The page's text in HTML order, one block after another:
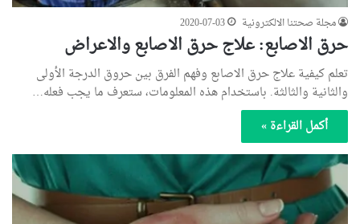
مجلة صحتنا الالكترونية 2020-07-03
حرق الاصابع: علاج حرق الاصابع والاعراض
تعلم كيفية علاج حرق الاصابع وفهم الفرق بين حروق الدرجة الأولى
والثانية والثالثة. باستخدام هذه المعلومات، ستعرف ما يجب فعله…
أكمل القراءة »